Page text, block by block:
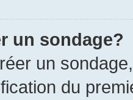
un sondage?
un
du